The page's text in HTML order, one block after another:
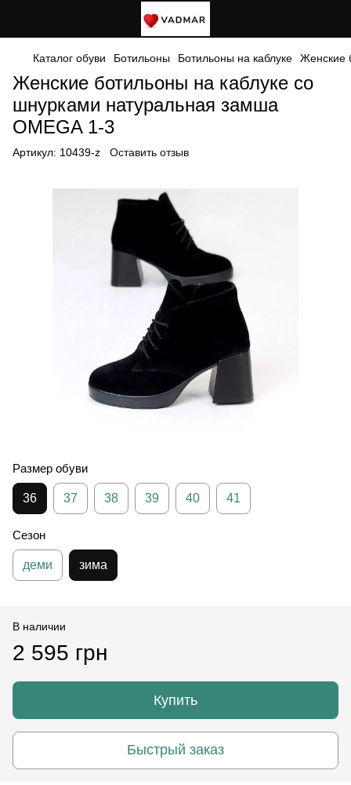
Каталог обуви Ботильоны Ботильоны на каблуке Женские
Женские ботильоны на каблуке со
шнурками натуральная замша
OMEGA 1-3
Артикул: 10439-z Оставить отзыв
Размер обуви
36 37 38 39 40 41
Сезон
деми зима
В наличии
2 595 грн
Купить
Быстрый заказ